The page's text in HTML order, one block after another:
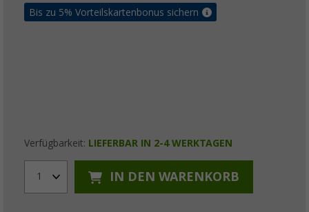
Bis zu 5% Vorteilskartenbonus sichern
Verfügbarkeit: LIEFERBAR IN 2-4 WERKTAGEN
1 IN DEN WARENKORB